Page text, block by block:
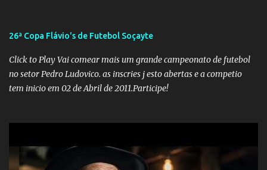
desinformações, chegando ao ponto de o governo federal pedir
uma investigação para identificar os autores dessas notícias falsas.
O Negacionismo Climático da Extrema Direita Essa disseminação
de fake news não é uma surpresa, pois faz parte de um padrão...
26ª Copa Flávio's de Futebol Soçayte
Click to Play Vai comear mais um grande campeonato de futebol
no setor Pedro Ludovico. as inscries j esto abertas e a competio
tem inicio em 02 de Abril de 2011.Participe!